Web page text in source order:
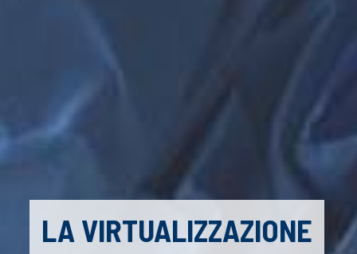
LA VIRTUALIZZAZIONE